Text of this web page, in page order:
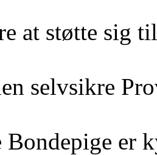
at støtte sig
selvsikre
er